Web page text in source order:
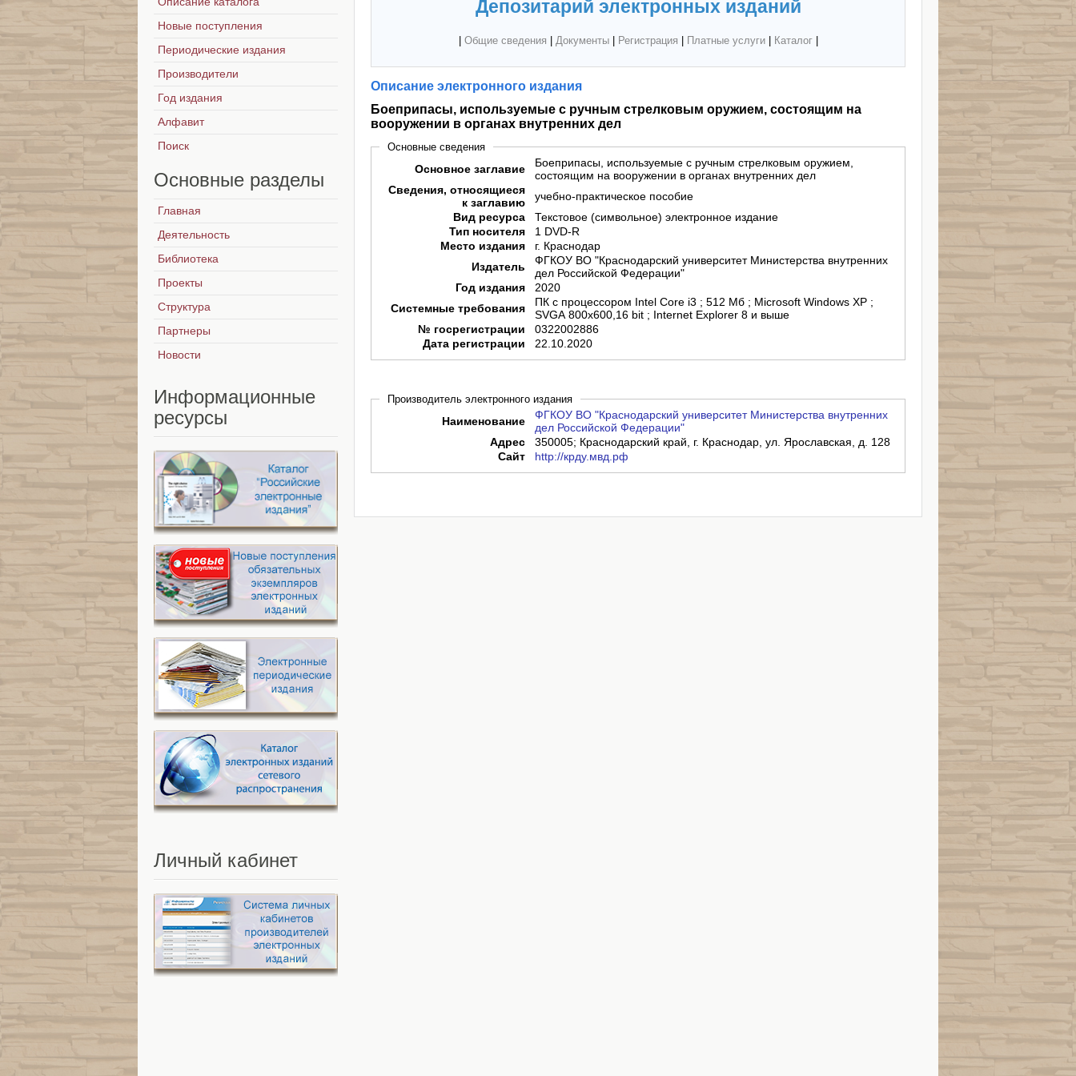
Депозитарий электронных изданий
Общие сведения Документы| Регистрация Платные услуги| Каталог|
Описание электронного издания
Боеприпасы, используемые с ручным стрелковым оружием, состоящим на
вооружении в органах внутренних дел
Основные сведения
Основное заглавие
Боеприпасы, используемые с ручным стрелковым оружием,
состоящим на вооружении в органах внутренних дел
Сведения, относящиеся
к заглавию
учебно-практическое пособие
Вид ресурса
Текстовое (символьное) электронное издание
Тип носителя
1 DVD-R
Место издания
г. Краснодар
Издатель
ФГКОУ ВО "Краснодарский университет Министерства внутренних
дел Российской Федерации"
Год издания
2020
Системные требования
ПК с процессором Intel Core i3 ; 512 Mб ; Microsoft Windows XP ;
SVGA 800x600,16 bit ; Internet Explorer 8 и выше
№ госрегистрации
0322002886
Дата регистрации
22.10.2020
Производитель электронного издания
Наименование
ФГКОУ ВО "Краснодарский университет Министерства внутренних
дел Российской Федерации"
Адрес
350005; Краснодарский край, г. Краснодар, ул. Ярославская, д. 128
Сайт
http://крду.мвд.рф
Новые поступления
Периодические издания
Производители
Год издания
Алфавит
Поиск
Основные разделы
Главная
Деятельность
Библиотека
Проекты
Структура
Партнеры
Новости
Информационные
ресурсы
Личный кабинет